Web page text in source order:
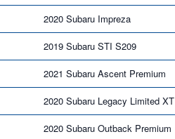
2020 Subaru Impreza
2019 Subaru STI S209
2021 Subaru Ascent Premium
2020 Subaru Legacy Limited XT
2020 Subaru Outback Premium